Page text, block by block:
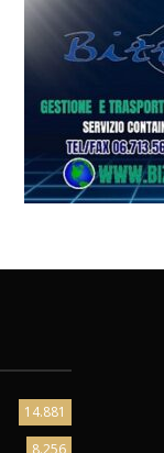
14.881
8.256